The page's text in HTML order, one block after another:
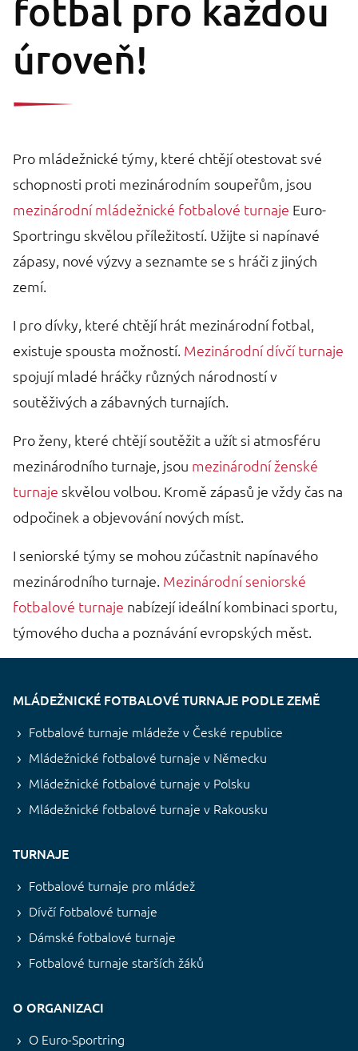
fotbal pro každou
úroveň!
Pro mládežnické týmy, které chtějí otestovat své
schopnosti proti mezinárodním soupeřům, jsou
mezinárodní mládežnické fotbalové turnaje Euro-
Sportringu skvělou příležitostí. Užijte si napínavé
zápasy, nové výzvy a seznamte se s hráči z jiných
zemí.
I pro dívky, které chtějí hrát mezinárodní fotbal,
existuje spousta možností. Mezinárodní dívčí turnaje
spojují mladé hráčky různých národností v
soutěživých a zábavných turnajích.
Pro ženy, které chtějí soutěžit a užít si atmosféru
mezinárodního turnaje, jsou mezinárodní ženské
turnaje skvělou volbou. Kromě zápasů je vždy čas na
odpočinek a objevování nových míst.
I seniorské týmy se mohou zúčastnit napínavého
mezinárodního turnaje. Mezinárodní seniorské
fotbalové turnaje nabízejí ideální kombinaci sportu,
týmového ducha a poznávání evropských měst.
MLÁDEŽNICKÉ FOTBALOVÉ TURNAJE PODLE ZEMĚ
Fotbalové turnaje mládeže v České republice
Mládežnické fotbalové turnaje v Německu
Mládežnické fotbalové turnaje v Polsku
Mládežnické fotbalové turnaje v Rakousku
TURNAJE
Fotbalové turnaje pro mládež
Dívčí fotbalové turnaje
Dámské fotbalové turnaje
Fotbalové turnaje starších žáků
O ORGANIZACI
O Euro-Sportring